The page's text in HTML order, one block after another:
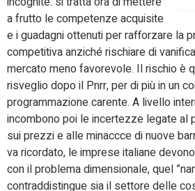
a frutto le competenze acquisite
e i guadagni ottenuti per rafforzare la
competitiva anziché rischiare di
mercato meno favorevole. Il rischio è
risveglio dopo il Pnrr, per di più in un
programmazione carente. A livello
incombono poi le incertezze legate al
sui prezzi e alle minaccce di nuove
va ricordato, le imprese italiane
con il problema dimensionale, quel
contraddistingue sia il settore delle